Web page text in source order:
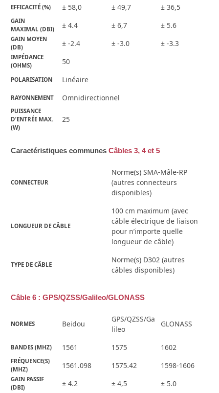
EFFICACITÉ (%) ± 58,0 ± 49,7 ± 36,5
GAIN
MAXIMAL (DBI)
± 4.4 ± 6,7 ± 5.6
GAIN MOYEN
(DB)
± -2.4 ± -3.0 ± -3.3
IMPÉDANCE
(OHMS)
50
POLARISATION Linéaire
RAYONNEMENT Omnidirectionnel
PUISSANCE
D’ENTRÉE MAX.
(W)
25
Caractéristiques communesCâbles 3, 4 et 5
CONNECTEUR
Norme(s) SMA-Mâle-RP
(autres connecteurs
disponibles)
LONGUEUR DE CÂBLE
100 cm maximum (avec
câble électrique de liaison
pour n’importe quelle
longueur de câble)
TYPE DE CÂBLE
Norme(s) D302 (autres
câbles disponibles)
Câble 6 : GPS/QZSS/Galileo/GLONASS
NORMES Beidou
GPS/QZSS/Ga
lileo
GLONASS
BANDES (MHZ) 1561 1575 1602
FRÉQUENCE(S)
(MHZ)
1561.098 1575.42 1598-1606
GAIN PASSIF
(DBI)
± 4.2 ± 4,5 ± 5.0